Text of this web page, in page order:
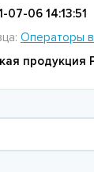
07-06 14:13:51
Операторы
продукция